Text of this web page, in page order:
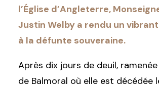
l’Église d’Angleterre,
Justin Welby a rendu un
à la défunte souveraine.
Après dix jours de deuil,
de Balmoral où elle est décédée